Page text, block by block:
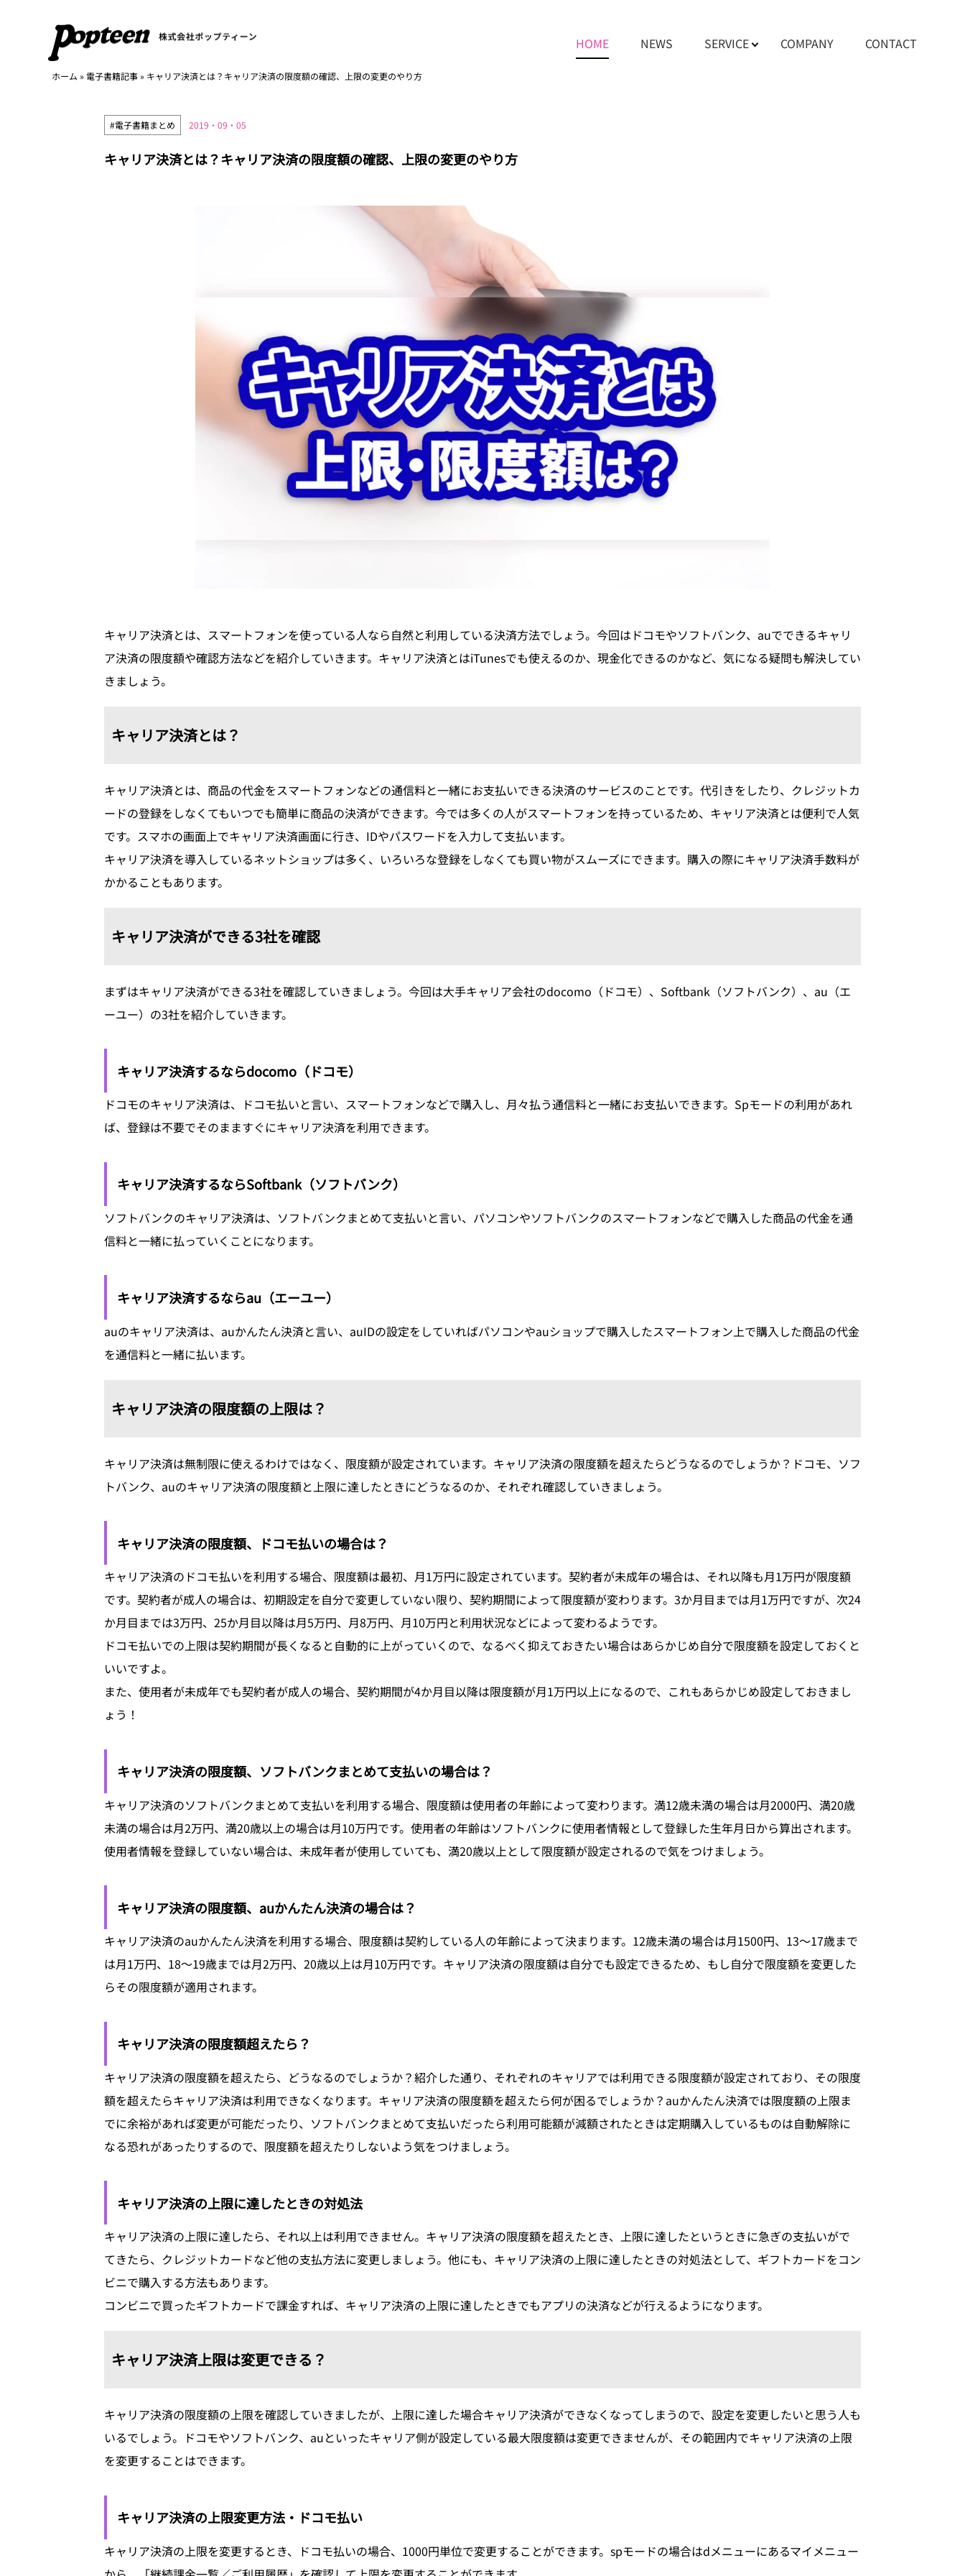
HOME NEWS SERVICE COMPANY CONTACT
ホーム » 電子書籍記事 » キャリア決済とは？キャリア決済の限度額の確認、上限の変更のやり方
#電子書籍まとめ 2019・09・05
キャリア決済とは？キャリア決済の限度額の確認、上限の変更のやり方
キャリア決済とは、スマートフォンを使っている人なら自然と利用している決済方法でしょう。今回はドコモやソフトバンク、auでできるキャリ
ア決済の限度額や確認方法などを紹介していきます。キャリア決済とはiTunesでも使えるのか、現金化できるのかなど、気になる疑問も解決してい
きましょう。
キャリア決済とは？
キャリア決済とは、商品の代金をスマートフォンなどの通信料と一緒にお支払いできる決済のサービスのことです。代引きをしたり、クレジットカ
ードの登録をしなくてもいつでも簡単に商品の決済ができます。今では多くの人がスマートフォンを持っているため、キャリア決済とは便利で人気
です。スマホの画面上でキャリア決済画面に行き、IDやパスワードを入力して支払います。
キャリア決済を導入しているネットショップは多く、いろいろな登録をしなくても買い物がスムーズにできます。購入の際にキャリア決済手数料が
かかることもあります。
キャリア決済ができる3社を確認
まずはキャリア決済ができる3社を確認していきましょう。今回は大手キャリア会社のdocomo（ドコモ）、Softbank（ソフトバンク）、au（エ
ーユー）の3社を紹介していきます。
キャリア決済するならdocomo（ドコモ）
ドコモのキャリア決済は、ドコモ払いと言い、スマートフォンなどで購入し、月々払う通信料と一緒にお支払いできます。Spモードの利用があれ
ば、登録は不要でそのまますぐにキャリア決済を利用できます。
キャリア決済するならSoftbank（ソフトバンク）
ソフトバンクのキャリア決済は、ソフトバンクまとめて支払いと言い、パソコンやソフトバンクのスマートフォンなどで購入した商品の代金を通
信料と一緒に払っていくことになります。
キャリア決済するならau（エーユー）
auのキャリア決済は、auかんたん決済と言い、auIDの設定をしていればパソコンやauショップで購入したスマートフォン上で購入した商品の代金
を通信料と一緒に払います。
キャリア決済の限度額の上限は？
キャリア決済は無制限に使えるわけではなく、限度額が設定されています。キャリア決済の限度額を超えたらどうなるのでしょうか？ドコモ、ソフ
トバンク、auのキャリア決済の限度額と上限に達したときにどうなるのか、それぞれ確認していきましょう。
キャリア決済の限度額、ドコモ払いの場合は？
キャリア決済のドコモ払いを利用する場合、限度額は最初、月1万円に設定されています。契約者が未成年の場合は、それ以降も月1万円が限度額
です。契約者が成人の場合は、初期設定を自分で変更していない限り、契約期間によって限度額が変わります。3か月目までは月1万円ですが、次24
か月目までは3万円、25か月目以降は月5万円、月8万円、月10万円と利用状況などによって変わるようです。
ドコモ払いでの上限は契約期間が長くなると自動的に上がっていくので、なるべく抑えておきたい場合はあらかじめ自分で限度額を設定しておくと
いいですよ。
また、使用者が未成年でも契約者が成人の場合、契約期間が4か月目以降は限度額が月1万円以上になるので、これもあらかじめ設定しておきまし
ょう！
キャリア決済の限度額、ソフトバンクまとめて支払いの場合は？
キャリア決済のソフトバンクまとめて支払いを利用する場合、限度額は使用者の年齢によって変わります。満12歳未満の場合は月2000円、満20歳
未満の場合は月2万円、満20歳以上の場合は月10万円です。使用者の年齢はソフトバンクに使用者情報として登録した生年月日から算出されます。
使用者情報を登録していない場合は、未成年者が使用していても、満20歳以上として限度額が設定されるので気をつけましょう。
キャリア決済の限度額、auかんたん決済の場合は？
キャリア決済のauかんたん決済を利用する場合、限度額は契約している人の年齢によって決まります。12歳未満の場合は月1500円、13～17歳まで
は月1万円、18～19歳までは月2万円、20歳以上は月10万円です。キャリア決済の限度額は自分でも設定できるため、もし自分で限度額を変更した
らその限度額が適用されます。
キャリア決済の限度額超えたら？
キャリア決済の限度額を超えたら、どうなるのでしょうか？紹介した通り、それぞれのキャリアでは利用できる限度額が設定されており、その限度
額を超えたらキャリア決済は利用できなくなります。キャリア決済の限度額を超えたら何が困るでしょうか？auかんたん決済では限度額の上限ま
でに余裕があれば変更が可能だったり、ソフトバンクまとめて支払いだったら利用可能額が減額されたときは定期購入しているものは自動解除に
なる恐れがあったりするので、限度額を超えたりしないよう気をつけましょう。
キャリア決済の上限に達したときの対処法
キャリア決済の上限に達したら、それ以上は利用できません。キャリア決済の限度額を超えたとき、上限に達したというときに急ぎの支払いがで
てきたら、クレジットカードなど他の支払方法に変更しましょう。他にも、キャリア決済の上限に達したときの対処法として、ギフトカードをコン
ビニで購入する方法もあります。
コンビニで買ったギフトカードで課金すれば、キャリア決済の上限に達したときでもアプリの決済などが行えるようになります。
キャリア決済上限は変更できる？
キャリア決済の限度額の上限を確認していきましたが、上限に達した場合キャリア決済ができなくなってしまうので、設定を変更したいと思う人も
いるでしょう。ドコモやソフトバンク、auといったキャリア側が設定している最大限度額は変更できませんが、その範囲内でキャリア決済の上限
を変更することはできます。
キャリア決済の上限変更方法・ドコモ払い
キャリア決済の上限を変更するとき、ドコモ払いの場合、1000円単位で変更することができます。spモードの場合はdメニューにあるマイメニュー